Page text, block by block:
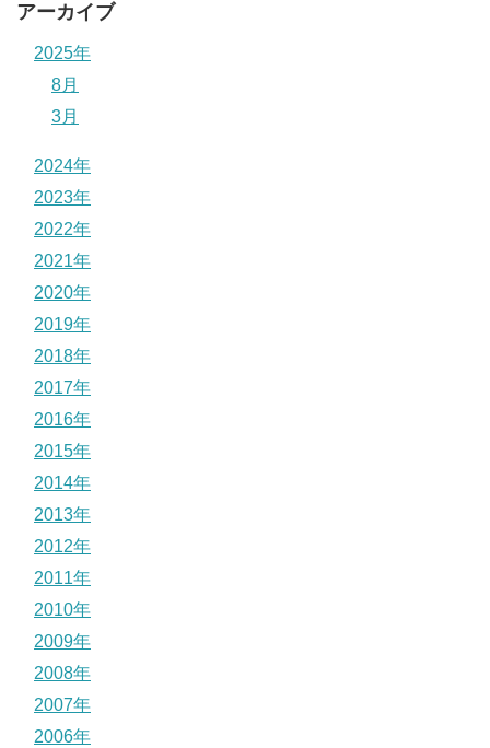
アーカイブ
2025年
8月
3月
2024年
2023年
2022年
2021年
2020年
2019年
2018年
2017年
2016年
2015年
2014年
2013年
2012年
2011年
2010年
2009年
2008年
2007年
2006年